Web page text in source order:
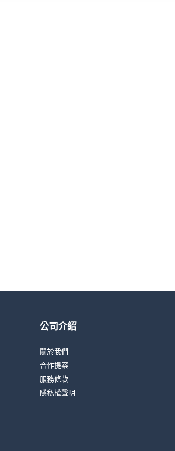
公司介紹
關於我們
合作提案
服務條款
隱私權聲明